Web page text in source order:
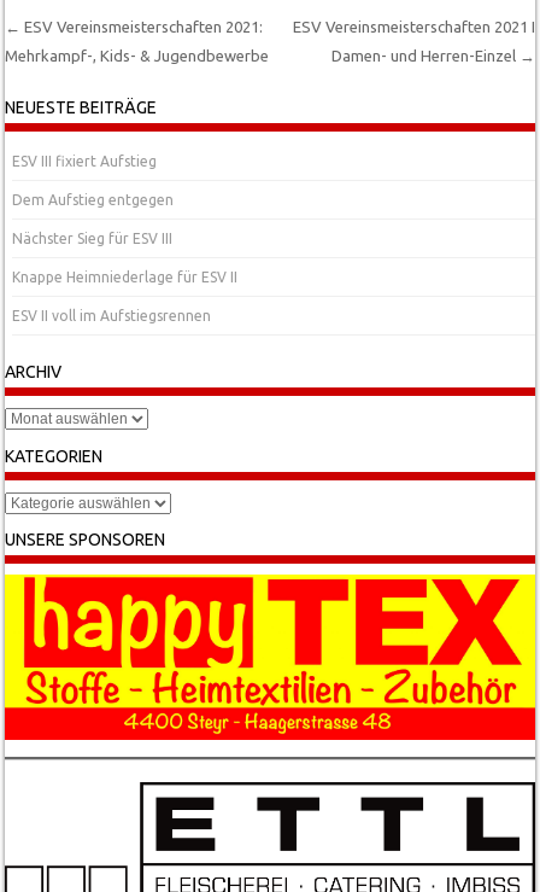
Post navigation
← ESV Vereinsmeisterschaften 2021:
Mehrkampf-, Kids- & Jugendbewerbe
ESV Vereinsmeisterschaften 2021 I
Damen- und Herren-Einzel →
NEUESTE BEITRÄGE
ESV III fixiert Aufstieg
Dem Aufstieg entgegen
Nächster Sieg für ESV III
Knappe Heimniederlage für ESV II
ESV II voll im Aufstiegsrennen
ARCHIV
Archiv
KATEGORIEN
Kategorien
UNSERE SPONSOREN